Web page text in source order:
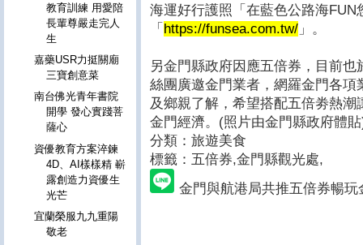
海運好行護照「在藍色公路海
「 https://funsea.com.tw/ 」。
另金門縣政府因應五倍券，目前
絲團廣邀金門業者，網羅金門各
及鄉親了解，希望搭配五倍劵熱
金門經濟。(照片由金門縣政府體
分類：旅遊美食
標籤：五倍券,金門縣觀光處,
金門與航港局共推五倍券暢玩
教育訓練 用愛陪
長輩尊嚴走完人
生
嘉藥USR力挺關廟
三寶創意菜
南台佛光青年書院
開學 發心實踐菩
薩心
資優教育方案淬鍊
4D、AI樣樣精 嶄
露創造力資優生
光芒
宜蘭榮服九九重陽
敬老